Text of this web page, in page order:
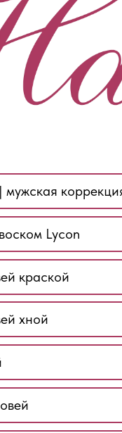
Lycon
краской
хной